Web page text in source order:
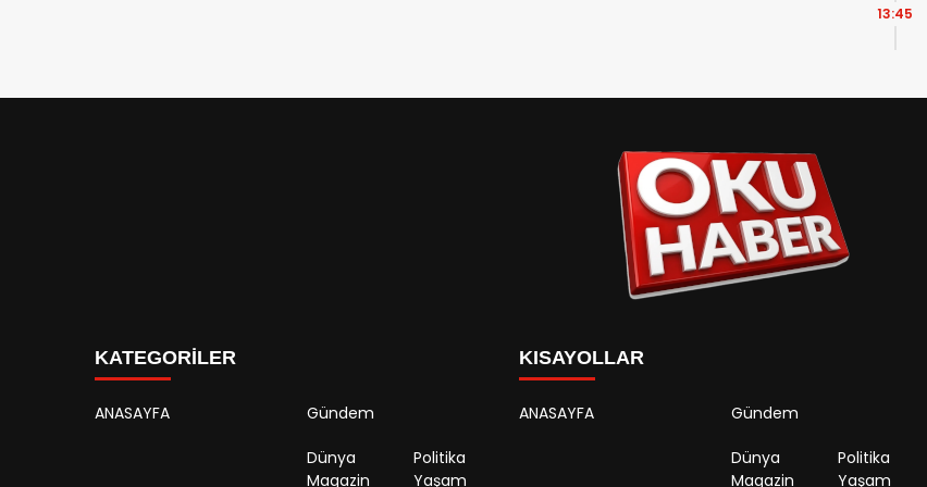
13:45
KATEGORİLER
ANASAYFA Gündem
Dünya
Politika
Magazin
Yaşam
KISAYOLLAR
ANASAYFA Gündem
Dünya
Politika
Magazin
Yaşam